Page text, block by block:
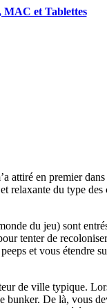
MAC et Tablettes
attiré en premier
relaxante du type
du jeu) sont
tenter de
et vous étendre
de ville typique.
bunker. De là, vous